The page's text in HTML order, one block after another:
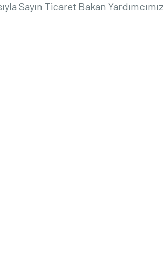
Sayın Ticaret Bakan